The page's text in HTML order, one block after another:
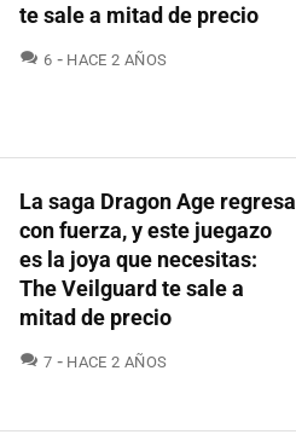
te sale a mitad de precio
6 COMENTARIOS
HACE 2 AÑOS
La saga Dragon Age regresa
con fuerza, y este juegazo
es la joya que necesitas:
The Veilguard te sale a
mitad de precio
7 COMENTARIOS
HACE 2 AÑOS